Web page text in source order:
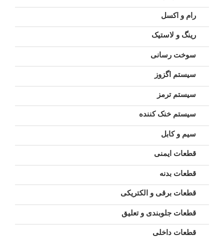
رام و اکسل
رینگ و لاستیک
سوخت رسانی
سیستم اگزوز
سیستم ترمز
سیستم خنک کننده
سیم و کابل
قطعات ایمنی
قطعات بدنه
قطعات برقی و الکتریکی
قطعات جلوبندی و تعلیق
قطعات داخلی